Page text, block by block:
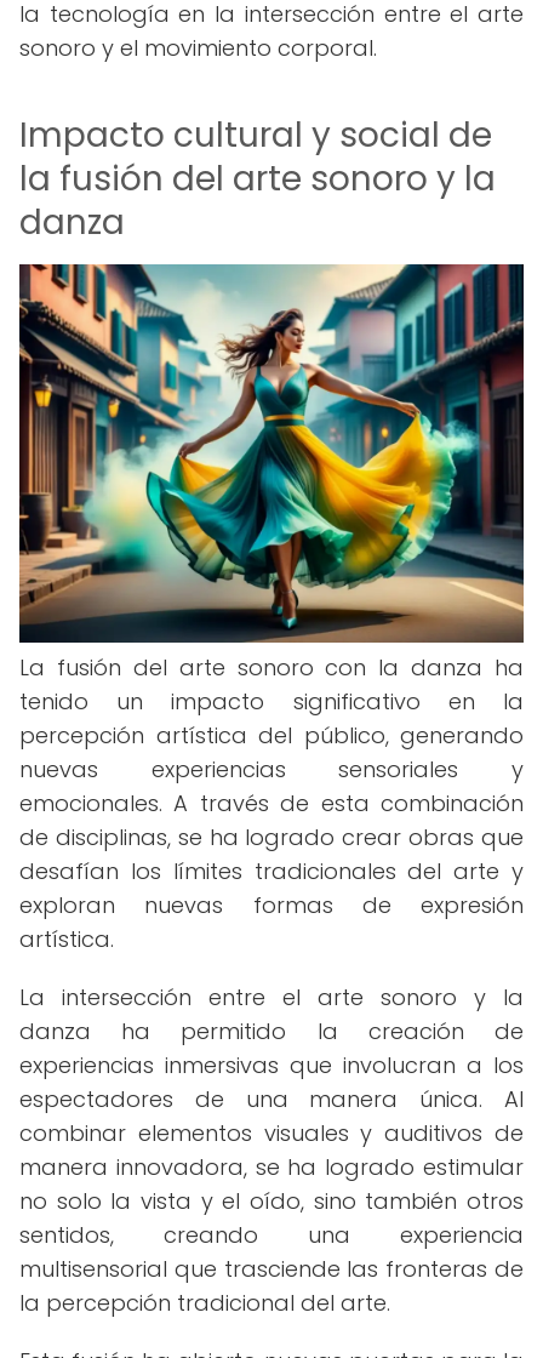
la tecnología en la intersección entre el arte
sonoro y el movimiento corporal.
Impacto cultural y social de
la fusión del arte sonoro y la
danza
La fusión del arte sonoro con la danza ha
tenido un impacto significativo en la
percepción artística del público, generando
nuevas experiencias sensoriales y
emocionales. A través de esta combinación
de disciplinas, se ha logrado crear obras que
desafían los límites tradicionales del arte y
exploran nuevas formas de expresión
artística.
La intersección entre el arte sonoro y la
danza ha permitido la creación de
experiencias inmersivas que involucran a los
espectadores de una manera única. Al
combinar elementos visuales y auditivos de
manera innovadora, se ha logrado estimular
no solo la vista y el oído, sino también otros
sentidos, creando una experiencia
multisensorial que trasciende las fronteras de
la percepción tradicional del arte.